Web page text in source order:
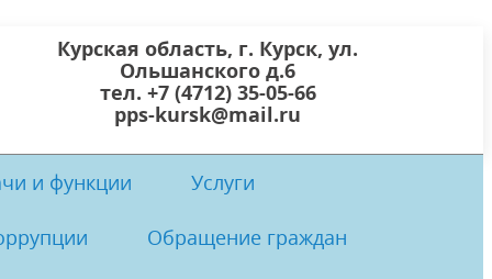
Курская область, г. Курск, ул.
Ольшанского д.6
тел. +7 (4712) 35-05-66
pps-kursk@mail.ru
и функции Услуги
Обращение граждан